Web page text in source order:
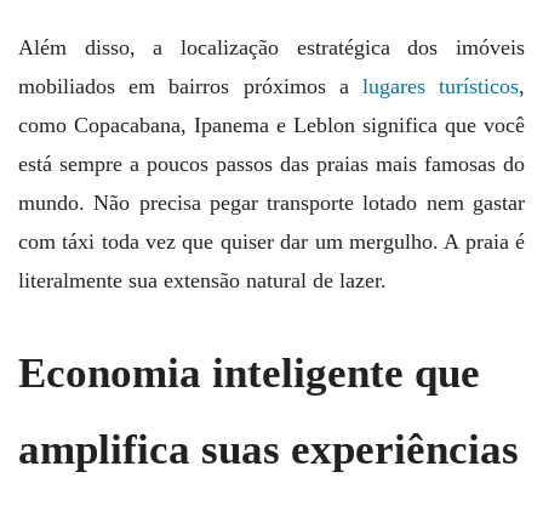
Além disso, a localização estratégica dos imóveis
mobiliados em bairros próximos a lugares turísticos,
como Copacabana, Ipanema e Leblon significa que você
está sempre a poucos passos das praias mais famosas do
mundo. Não precisa pegar transporte lotado nem gastar
com táxi toda vez que quiser dar um mergulho. A praia é
literalmente sua extensão natural de lazer.
Economia inteligente que
amplifica suas experiências